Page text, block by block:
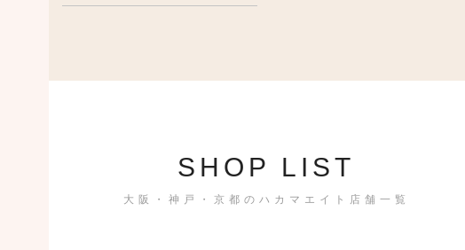
SHOP LIST
大阪・神戸・京都のハカマエイト店舗一覧